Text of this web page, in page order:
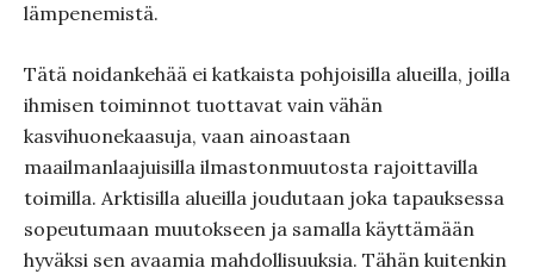
lämpenemistä.
Tätä noidankehää ei katkaista pohjoisilla alueilla, joilla
ihmisen toiminnot tuottavat vain vähän
kasvihuonekaasuja, vaan ainoastaan
maailmanlaajuisilla ilmastonmuutosta rajoittavilla
toimilla. Arktisilla alueilla joudutaan joka tapauksessa
sopeutumaan muutokseen ja samalla käyttämään
hyväksi sen avaamia mahdollisuuksia. Tähän kuitenkin